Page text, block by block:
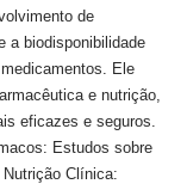
de
a biodisponibilidade
Ele
e nutrição,
eficazes e seguros.
Estudos sobre
Clínica: